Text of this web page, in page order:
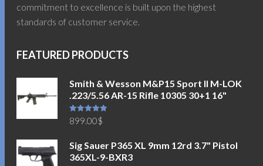
commitment to excellence is built upon the highest
standards of customer service.
FEATURED PRODUCTS
Smith & Wesson M&P15 Sport II M-LOK
.223/5.56 AR-15 Rifle 10305 30+1 16"
Được xếp
hạng5.005
899.00$
Sig Sauer P365 XL 9mm 12rd 3.7" Pistol
365XL-9-BXR3